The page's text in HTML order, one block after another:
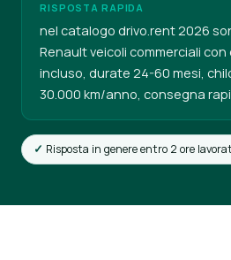
RISPOSTA RAPIDA
nel catalogo drivo.rent 2026
Renault veicoli commerciali
incluso, durate 24-60 mesi,
30.000 km/anno, consegna
Risposta in genere entro 2 ore